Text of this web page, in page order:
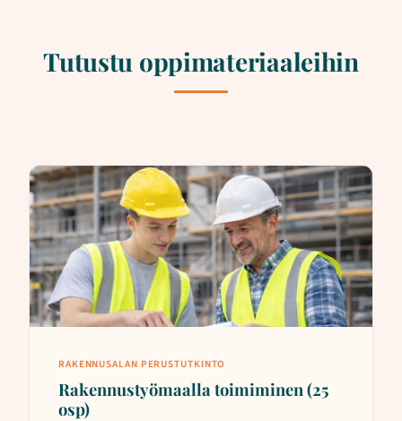
Tutustu oppimateriaaleihin
RAKENNUSALAN PERUSTUTKINTO
Rakennustyömaalla toimiminen (25
osp)